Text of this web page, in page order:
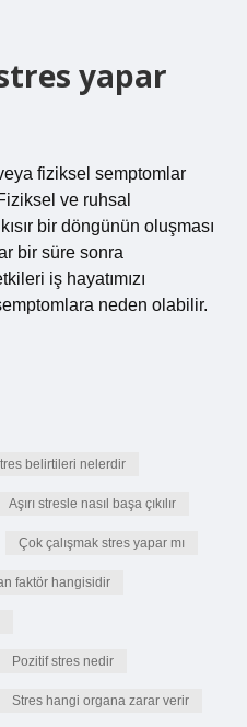
yapar
fiziksel semptomlar
ve ruhsal
bir döngünün oluşması
bir süre sonra
iş hayatımızı
neden olabilir.
belirtileri nelerdir
Aşırı stresle nasıl başa çıkılır
Çok çalışmak stres yapar mı
faktör hangisidir
Pozitif stres nedir
Stres hangi organa zarar verir